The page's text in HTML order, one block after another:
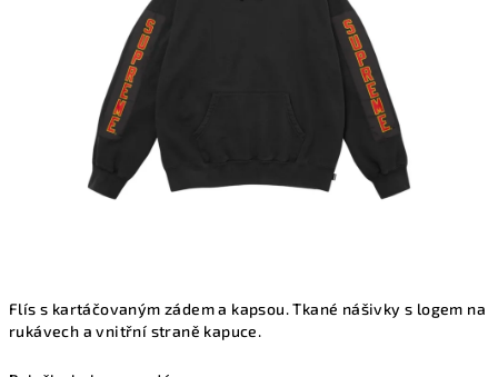
Flís s kartáčovaným zádem a kapsou. Tkané nášivky s logem na
rukávech a vnitřní straně kapuce.